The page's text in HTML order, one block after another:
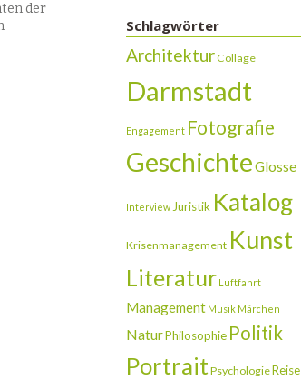
der
Schlagwörter
ArchitekturCollage
Darmstadt
Engagement Fotografie
GeschichteGlosse
Interview Juristik Katalog
Krisenmanagement Kunst
Literatur Luftfahrt
Management Musik Märchen
NaturPhilosophie Politik
Portrait PsychologieReise